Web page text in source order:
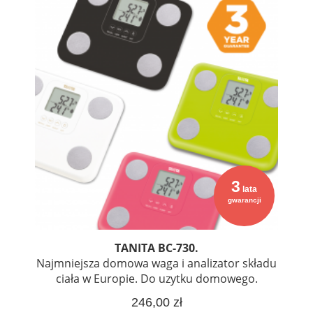
3 lata
gwarancji
TANITA BC-730.
Najmniejsza domowa waga i analizator składu
ciała w Europie. Do uzytku domowego.
246,00 zł